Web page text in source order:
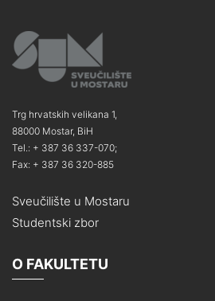
Trg hrvatskih velikana 1,
88000 Mostar, BiH
Tel.: + 387 36 337-070;
Fax: + 387 36 320-885
Sveučilište u Mostaru
Studentski zbor
O FAKULTETU